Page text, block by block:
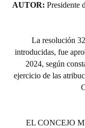
Banca del Vecino -
Huéspedes de
Antiguos
Bariloche,
AUTOR: Presidente
La resolución
introducidas, fue
2024, según
ejercicio de las
EL CONCEJO